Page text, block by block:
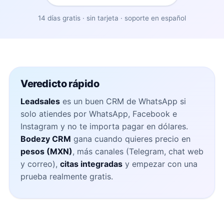
14 días gratis · sin tarjeta · soporte en español
Veredicto rápido
Leadsales es un buen CRM de WhatsApp si
solo atiendes por WhatsApp, Facebook e
Instagram y no te importa pagar en dólares.
Bodezy CRM gana cuando quieres precio en
pesos (MXN), más canales (Telegram, chat web
y correo), citas integradas y empezar con una
prueba realmente gratis.